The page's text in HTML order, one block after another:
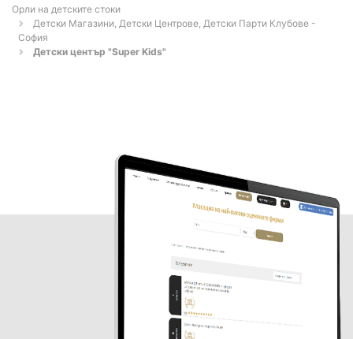
Орли на детските стоки
Детски Магазини, Детски Центрове, Детски Парти Клубове -
София
Детски център "Super Kids"